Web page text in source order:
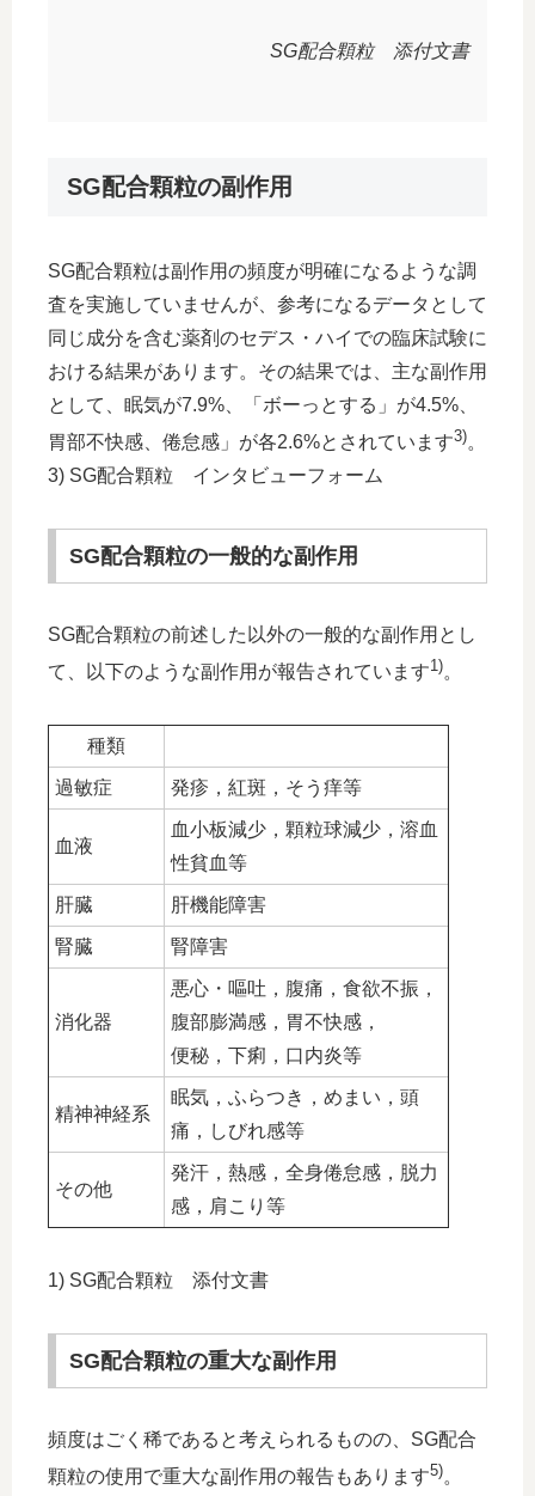
SG配合顆粒 添付文書
SG配合顆粒の副作用
SG配合顆粒は副作用の頻度が明確になるような調
査を実施していませんが、参考になるデータとして
同じ成分を含む薬剤のセデス・ハイでの臨床試験に
おける結果があります。その結果では、主な副作用
として、眠気が7.9%、「ボーっとする」が4.5%、
胃部不快感、倦怠感」が各2.6%とされています3)。
3) SG配合顆粒 インタビューフォーム
SG配合顆粒の一般的な副作用
SG配合顆粒の前述した以外の一般的な副作用とし
て、以下のような副作用が報告されています1)。
種類
過敏症 発疹，紅斑，そう痒等
血液
血小板減少，顆粒球減少，溶血
性貧血等
肝臓 肝機能障害
腎臓 腎障害
消化器
悪心・嘔吐，腹痛，食欲不振，
腹部膨満感，胃不快感，
便秘，下痢，口内炎等
精神神経系
眠気，ふらつき，めまい，頭
痛，しびれ感等
その他
発汗，熱感，全身倦怠感，脱力
感，肩こり等
1) SG配合顆粒 添付文書
SG配合顆粒の重大な副作用
頻度はごく稀であると考えられるものの、SG配合
顆粒の使用で重大な副作用の報告もあります5)。